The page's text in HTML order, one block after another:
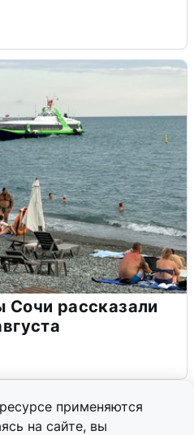
применяются
на сайте, вы
Сочи рассказали